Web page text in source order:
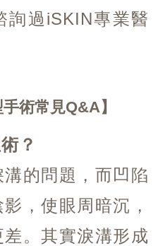
詢過iSKIN專業醫
術常見Q&A
？
的問題，而凹陷
，使眼周暗沉，
。其實淚溝形成